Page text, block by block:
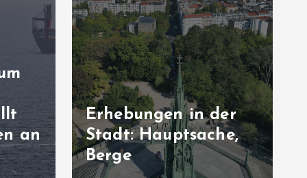
an
Erhebungen in der
Stadt: Hauptsache,
Berge